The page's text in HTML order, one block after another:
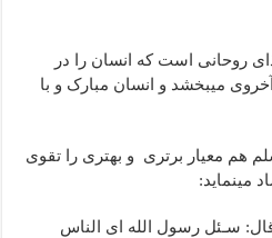
روحانی است که انسان را در
میبخشد و انسان مبارک و با
هم معیار برتری و بهتری را تقوی
مینماید:
سـئل رسول الله ای الناس